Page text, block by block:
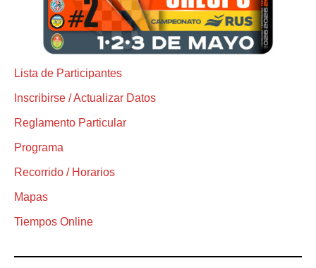
Lista de Participantes
Inscribirse / Actualizar Datos
Reglamento Particular
Programa
Recorrido / Horarios
Mapas
Tiempos Online